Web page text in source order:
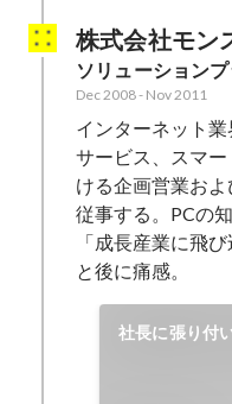
株式会社モン
ソリューション
Dec 2008- Nov 2011
インターネット
サービス、スマ
ける企画営業お
従事する。PCの
「成長産業に飛
と後に痛感。
社長に張り付